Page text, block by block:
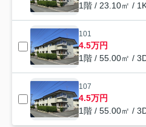
1階 / 23.10㎡ /
101
4.5万円
1階 / 55.00㎡ /
107
4.5万円
1階 / 55.00㎡ /